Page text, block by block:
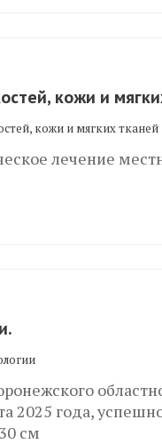
кожи и
кожи и мягких тканей
лечение
2025 года,
см